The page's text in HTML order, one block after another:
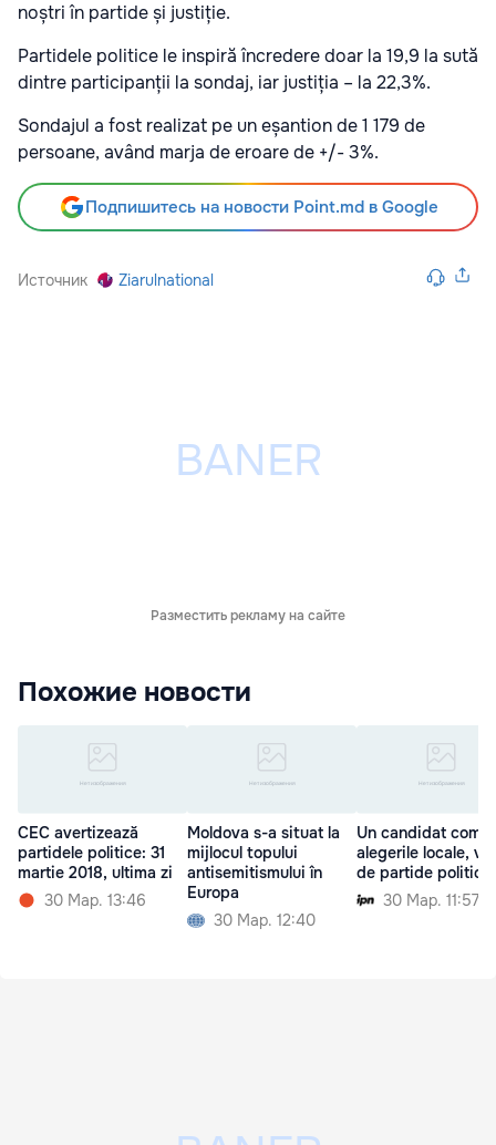
noștri în partide și justiție.
Partidele politice le inspiră încredere doar la 19,9 la sută
dintre participanții la sondaj, iar justiția – la 22,3%.
Sondajul a fost realizat pe un eșantion de 1 179 de
persoane, având marja de eroare de +/- 3%.
Подпишитесь на новости Point.md в Google
Источник Ziarulnational
Разместить рекламу на сайте
Похожие новости
CEC avertizează
partidele politice: 31
martie 2018, ultima zi
30 Мар. 13:46
Moldova s-a situat la
mijlocul topului
antisemitismului în
Europa
30 Мар. 12:40
Un candidat
alegerile locale,
de partide politice
30 Мар. 11:57